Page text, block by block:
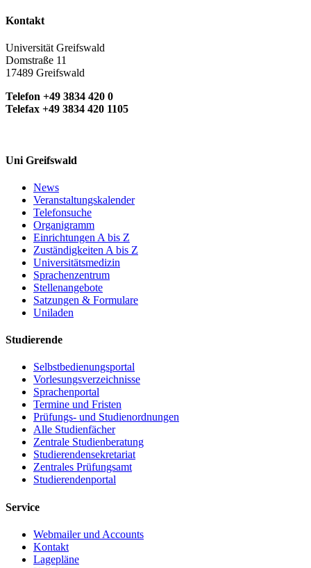
Kontakt
Universität Greifswald
Domstraße 11
17489 Greifswald
Telefon +49 3834 420 0
Telefax +49 3834 420 1105
Uni Greifswald
News
Veranstaltungskalender
Telefonsuche
Organigramm
Einrichtungen A bis Z
Zuständigkeiten A bis Z
Universitätsmedizin
Sprachenzentrum
Stellenangebote
Satzungen & Formulare
Uniladen
Studierende
Selbstbedienungsportal
Vorlesungsverzeichnisse
Sprachenportal
Termine und Fristen
Prüfungs- und Studienordnungen
Alle Studienfächer
Zentrale Studienberatung
Studierendensekretariat
Zentrales Prüfungsamt
Studierendenportal
Service
Webmailer und Accounts
Kontakt
Lagepläne